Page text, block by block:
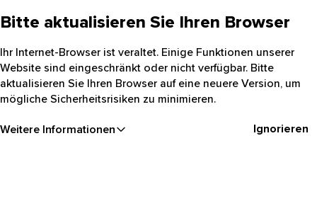
Bitte aktualisieren Sie Ihren Browser
Ihr Internet-Browser ist veraltet. Einige Funktionen unserer
Website sind eingeschränkt oder nicht verfügbar. Bitte
aktualisieren Sie Ihren Browser auf eine neuere Version, um
mögliche Sicherheitsrisiken zu minimieren.
Weitere Informationen Ignorieren